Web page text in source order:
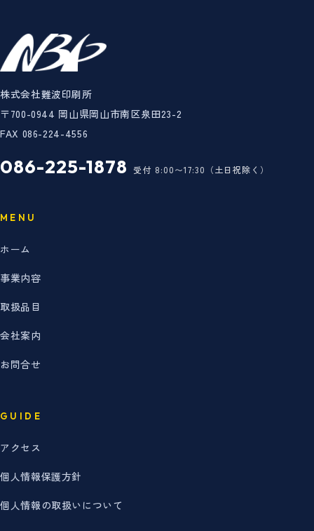
株式会社難波印刷所
〒700-0944 岡山県岡山市南区泉田23-2
FAX 086-224-4556
086-225-1878 受付 8:00〜17:30（土日祝除く）
MENU
ホーム
事業内容
取扱品目
会社案内
お問合せ
GUIDE
アクセス
個人情報保護方針
個人情報の取扱いについて